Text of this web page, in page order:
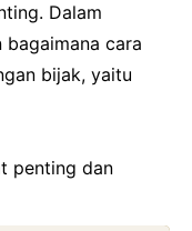
Dalam
cara
bijak, yaitu
penting dan